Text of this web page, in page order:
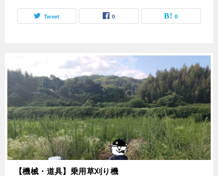
Tweet 0 0
【機械・道具】乗用草刈り機